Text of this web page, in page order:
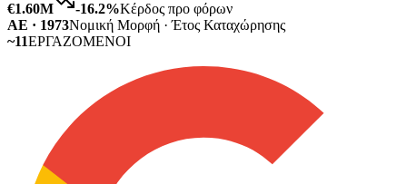
€1.60M
-16.2%Κέρδος προ φόρων
ΑΕ · 1973Νομική Μορφή · Έτος Καταχώρησης
~11ΕΡΓΑΖΟΜΕΝΟΙ